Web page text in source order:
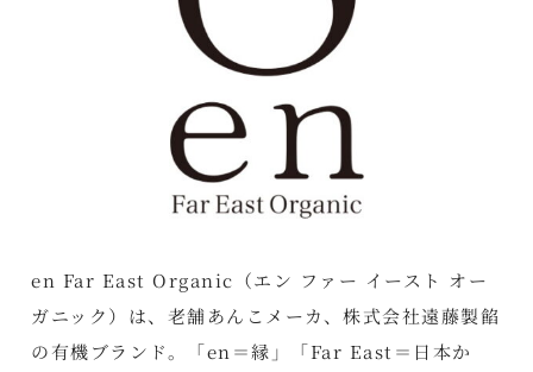
en Far East Organic（エン ファー イースト オー
ガニック）は、老舗あんこメーカ、株式会社遠藤製餡
の有機ブランド。「en＝縁」「Far East＝日本か